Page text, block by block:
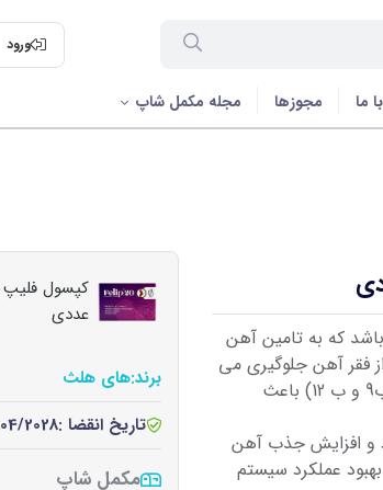
ورود
ما مجوزها مجله مکمل شاپ
می باشد که به تامین آهن
فقر آهن جلوگیری می
کند.همچنین حضورر ویتامین های گروه ب(ب6 ، ب9 و ب 12) باعث
فیلیپ 20 باعث بهبود و افزایش جذب آهن
عملکرد سیستم
عددی
برند:های هلث
تاریخ انقضا :04/2028
مکمل شاپ